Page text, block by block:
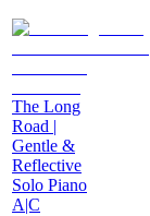
The Long
Road |
Gentle &
Reflective
Solo Piano
A|C